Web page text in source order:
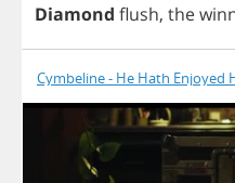
Diamond flush, the
Cymbeline - He Hath Enjoyed